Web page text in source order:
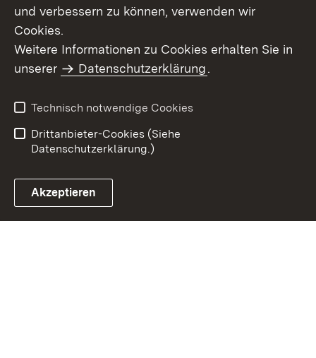
und verbessern zu können, verwenden wir
Cookies.
Weitere Informationen zu Cookies erhalten Sie in
unserer
Datenschutzerklärung.
Technisch notwendige Cookies
Drittanbieter-Cookies (Siehe
Datenschutzerklärung.)
Akzeptieren